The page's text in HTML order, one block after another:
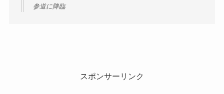
参道に降臨
スポンサーリンク